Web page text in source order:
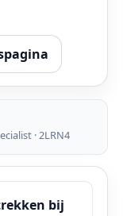
· 2LRN4
bij